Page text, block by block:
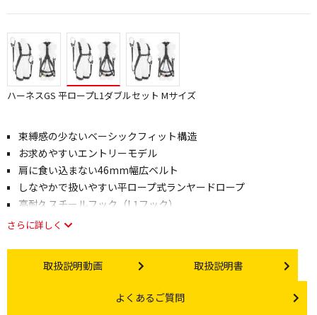
ハーネスGS 平ロープL1ダブルセット Mサイズ
束縛感の少ないベーシックフィット構造
お求めやすいエントリーモデル
肩に食い込まない46mm幅広ベルト
しなやかで扱いやすい平ロープ式ランヤードロープ
高耐久スチールフック（L1フック）
さらに詳しく
Instruction video
取扱説明動画 Instruction manual
取扱説明書
Other link
よくあるご質問